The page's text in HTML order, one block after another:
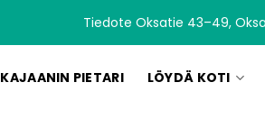
Tiedote Oksatie 43–49,
KAJAANIN PIETARI LÖYDÄ KOTI